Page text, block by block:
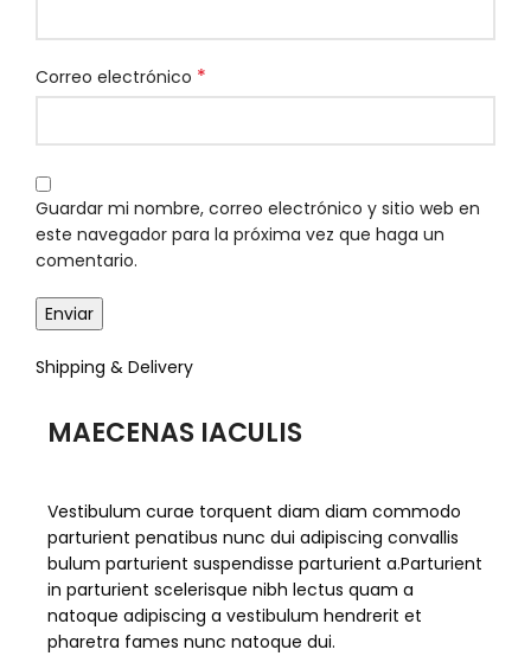
Correo electrónico *
Guardar mi nombre, correo electrónico y sitio web en
este navegador para la próxima vez que haga un
comentario.
Shipping & Delivery
MAECENAS IACULIS
Vestibulum curae torquent diam diam commodo
parturient penatibus nunc dui adipiscing convallis
bulum parturient suspendisse parturient a.Parturient
in parturient scelerisque nibh lectus quam a
natoque adipiscing a vestibulum hendrerit et
pharetra fames nunc natoque dui.